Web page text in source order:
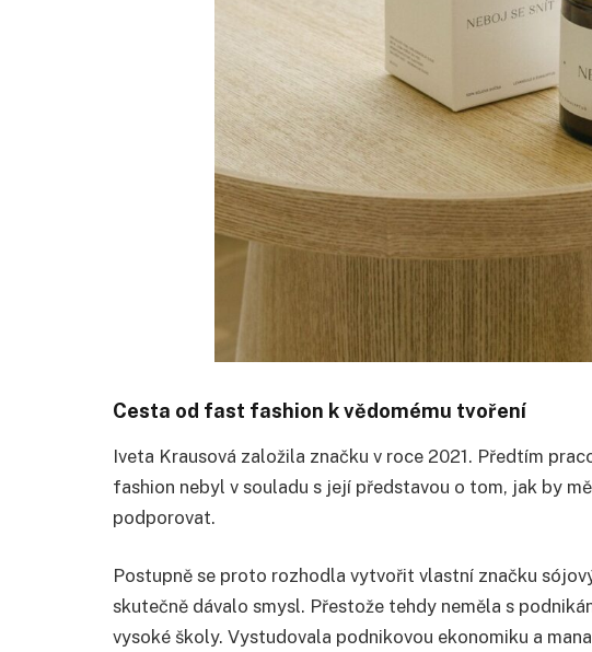
Cesta od fast fashion k vědomému tvoření
Iveta Krausová založila značku v roce 2021. Předtím
fashion nebyl v souladu s její představou o tom, jak by
podporovat.
Postupně se proto rozhodla vytvořit vlastní značku
skutečně dávalo smysl. Přestože tehdy neměla s
vysoké školy. Vystudovala podnikovou ekonomiku a